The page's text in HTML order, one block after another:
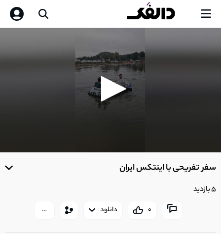
0
of سفر تفریحی با اینتکس ایران
5 بازدید
0 دانلود